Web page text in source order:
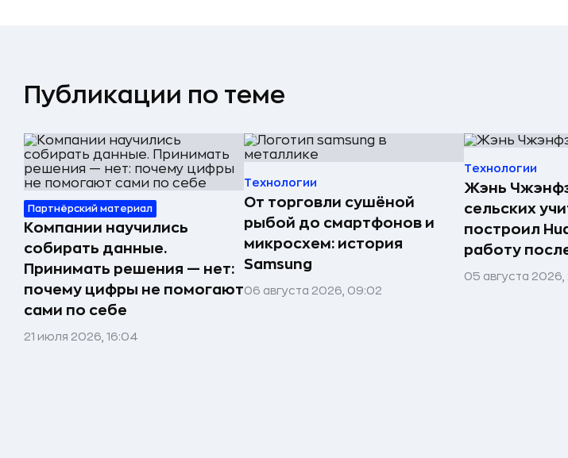
Публикации по теме
Партнёрский материал
Компании научились
собирать данные.
Принимать решения — нет:
почему цифры не помогают
сами по себе
21 июля 2026, 16:04
Технологии
От торговли сушёной
рыбой до смартфонов и
микросхем: история
Samsung
06 августа 2026, 09:02
Технологии
Жэнь
сельских
построил
работу
05 августа 2026,